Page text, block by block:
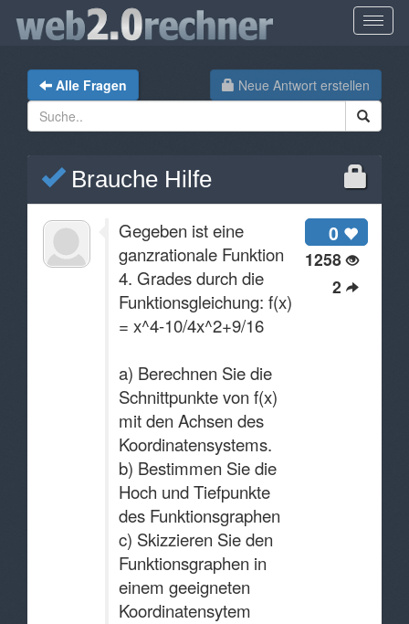
Neue Antwort erstellen
Alle Fragen
Brauche Hilfe
0
1258
2
Gegeben ist eine
ganzrationale Funktion
4. Grades durch die
Funktionsgleichung: f(x)
= x^4-10/4x^2+9/16
a) Berechnen Sie die
Schnittpunkte von f(x)
mit den Achsen des
Koordinatensystems.
b) Bestimmen Sie die
Hoch und Tiefpunkte
des Funktionsgraphen
c) Skizzieren Sie den
Funktionsgraphen in
einem geeigneten
Koordinatensytem